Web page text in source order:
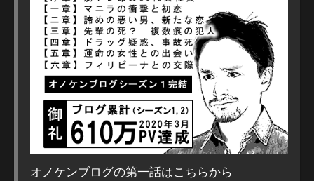
オノケンブログの第一話はこちらから